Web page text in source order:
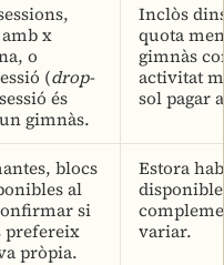
x
o
(drop-
és
gimnàs.
Inclòs
quota
gimnàs
activitat
sol pagar
blocs
al
si
prefereix
pròpia.
Estora
variar.